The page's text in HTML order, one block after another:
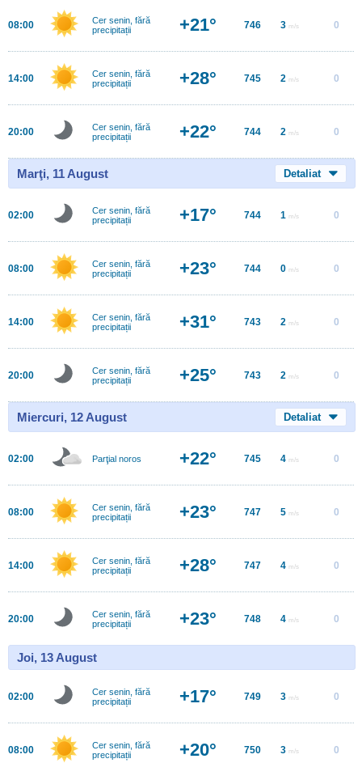
08:00
Cer senin, fără
precipitații
+21° 746 3 m/s 0
14:00
Cer senin, fără
precipitații
+28° 745 2 m/s 0
20:00
Cer senin, fără
precipitații
+22° 744 2 m/s 0
Marţi, 11 August Detaliat
02:00
Cer senin, fără
precipitații
+17° 744 1 m/s 0
08:00
Cer senin, fără
precipitații
+23° 744 0 m/s 0
14:00
Cer senin, fără
precipitații
+31° 743 2 m/s 0
20:00
Cer senin, fără
precipitații
+25° 743 2 m/s 0
Miercuri, 12 August Detaliat
02:00 Parţial noros +22° 745 4 m/s 0
08:00
Cer senin, fără
precipitații
+23° 747 5 m/s 0
14:00
Cer senin, fără
precipitații
+28° 747 4 m/s 0
20:00
Cer senin, fără
precipitații
+23° 748 4 m/s 0
Joi, 13 August
02:00
Cer senin, fără
precipitații
+17° 749 3 m/s 0
08:00
Cer senin, fără
precipitații
+20° 750 3 m/s 0